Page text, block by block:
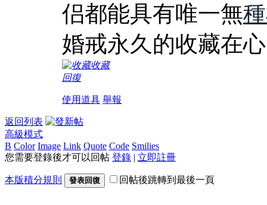
侣都能具有唯一無
婚戒永久的收藏在
收藏
回復
使用道具 舉報
返回列表
高級模式
B Color Image Link Quote Code Smilies
您需要登錄後才可以回帖 登錄 | 立即註冊
本版積分規則 發表回復 回帖後跳轉到最後一頁